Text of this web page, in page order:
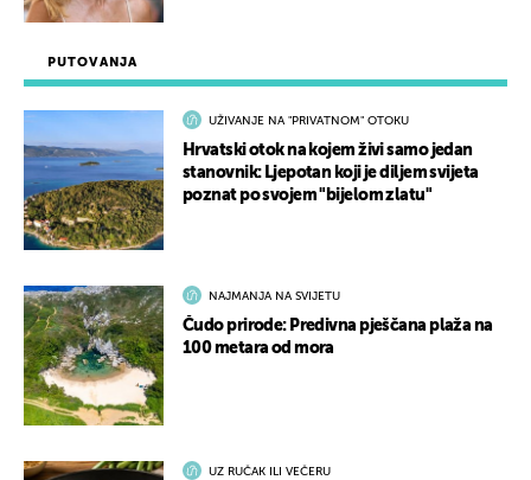
PUTOVANJA
UŽIVANJE NA "PRIVATNOM" OTOKU
Hrvatski otok na kojem živi samo jedan
stanovnik: Ljepotan koji je diljem svijeta
poznat po svojem "bijelom zlatu"
NAJMANJA NA SVIJETU
Čudo prirode: Predivna pješčana plaža na
100 metara od mora
UZ RUČAK ILI VEČERU